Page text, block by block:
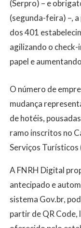
(Serpro) – e
(segunda-feira) –,
dos 401
agilizando o
papel e
O número de
mudança
de hotéis,
ramo inscritos no
Serviços Turísticos
A FNRH Digital
antecipado e
sistema Gov.br,
partir de QR